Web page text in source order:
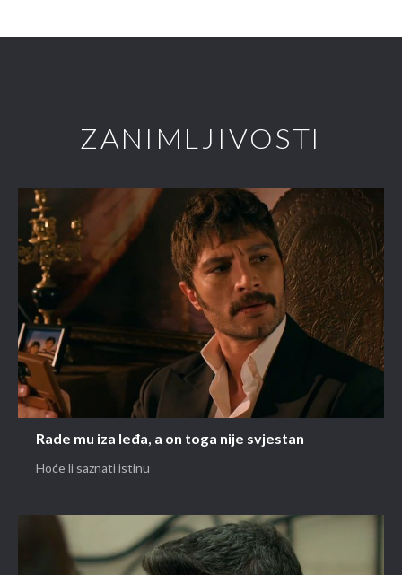
ZANIMLJIVOSTI
Rade mu iza leđa, a on toga nije svjestan
Hoće li saznati istinu